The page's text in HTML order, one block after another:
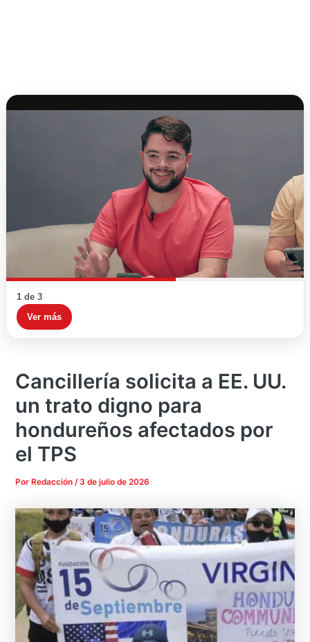
1 de 3
Ver más
Cancillería solicita a EE. UU.
un trato digno para
hondureños afectados por
el TPS
Por Redacción/ 3 de julio de 2026